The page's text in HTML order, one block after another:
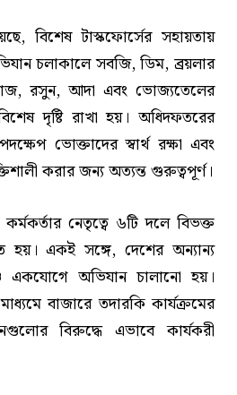
বিশেষ টাস্কফোর্সের সহায়তায়
চলাকালে সবজি, ডিম, ব্রয়লার
রসুন, আদা এবং ভোজ্যতেলের
দৃষ্টি রাখা হয়। অধিদফতরের
ভোক্তাদের স্বার্থ রক্ষা এবং
করার জন্য অত্যন্ত গুরুত্বপূর্ণ।
নেতৃত্বে ৬টি দলে বিভক্ত
হয়। একই সঙ্গে, দেশের অন্যান্য
একযোগে অভিযান চালানো হয়।
বাজারে তদারকি কার্যক্রমের
বিরুদ্ধে এভাবে কার্যকরী